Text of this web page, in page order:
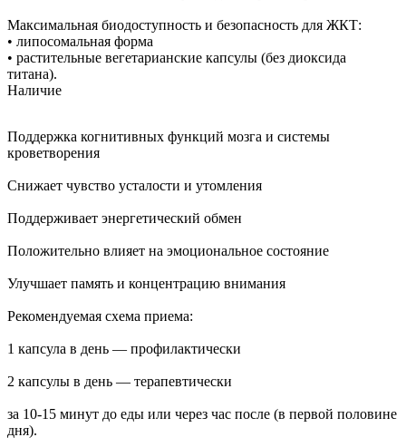
Максимальная биодоступность и безопасность для ЖКТ:
• липосомальная форма
• растительные вегетарианские капсулы (без диоксида
титана).
Наличие
Поддержка когнитивных функций мозга и системы
кроветворения
Снижает чувство усталости и утомления
Поддерживает энергетический обмен
Положительно влияет на эмоциональное состояние
Улучшает память и концентрацию внимания
Рекомендуемая схема приема:
1 капсула в день — профилактически
2 капсулы в день — терапевтически
за 10-15 минут до еды или через час после (в первой половине
дня).